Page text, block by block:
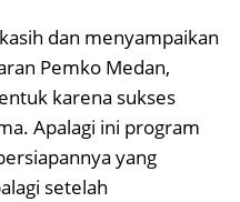
dan menyampaikan
Pemko Medan,
karena sukses
Apalagi ini program
yang
setelah